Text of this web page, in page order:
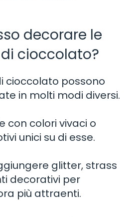
decorare le
cioccolato?
cioccolato possono
in molti modi diversi.
con colori vivaci o
unici su di esse.
glitter, strass
decorativi per
più attraenti.